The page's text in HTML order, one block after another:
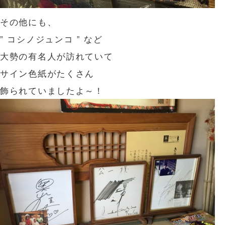
その他にも、
” コシノジュンコ ” など
大勢の有名人が訪れていて
サイン色紙がたくさん
飾られていましたよ～！